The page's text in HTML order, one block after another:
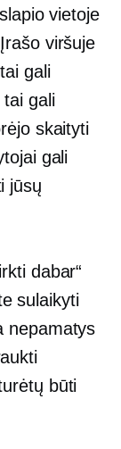
vietoje
viršuje
gali
tai gali
skaityti
gali
jūsų
dabar“
sulaikyti
nepamatys
būti